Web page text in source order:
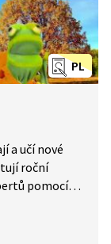
PL
a učí nové
roční
pomocí